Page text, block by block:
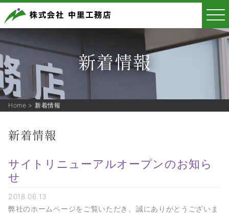
新着情報
Home > 新着情報
新着情報
サイトリニューアルオープンのお知ら
せ
2018.06.13
弊社のホームページをご覧いただき、誠にありがとうございま